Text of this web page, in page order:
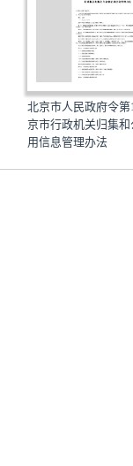
北京市人民政府令
京市行政机关归集
用信息管理办法